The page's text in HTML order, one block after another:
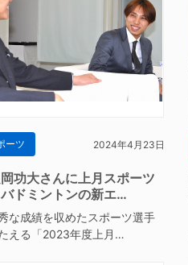
ーツ 2024年4月23日
功大さんに上月スポーツ
ドミントンの新エ…
な成績を収めたスポーツ選手
える「2023年度上月…